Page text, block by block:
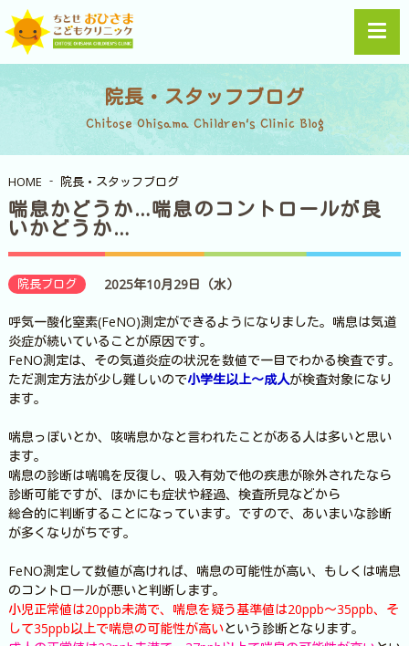
院長・スタッフブログ
Chitose Ohisama Children's Clinic Blog
HOME 院長・スタッフブログ
喘息かどうか…喘息のコントロールが良
いかどうか…
院長ブログ 2025年10月29日（水）
呼気一酸化窒素(FeNO)測定ができるようになりました。喘息は気道
炎症が続いていることが原因です。
FeNO測定は、その気道炎症の状況を数値で一目でわかる検査です。
ただ測定方法が少し難しいので小学生以上～成人が検査対象になり
ます。
喘息っぽいとか、咳喘息かなと言われたことがある人は多いと思い
ます。
喘息の診断は喘鳴を反復し、吸入有効で他の疾患が除外されたなら
診断可能ですが、ほかにも症状や経過、検査所見などから
総合的に判断することになっています。ですので、あいまいな診断
が多くなりがちです。
FeNO測定して数値が高ければ、喘息の可能性が高い、もしくは喘息
のコントロールが悪いと判断します。
小児正常値は20ppb未満で、喘息を疑う基準値は20ppb～35ppb、そ
して35ppb以上で喘息の可能性が高いという診断となります。